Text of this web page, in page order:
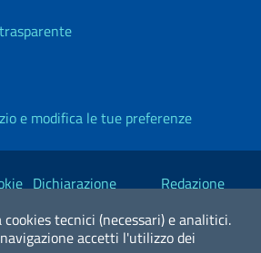
tecnici (necessari) e analitici.
accetti l'utilizzo dei
e modifica le tue preferenze
Dichiarazione
Redazione